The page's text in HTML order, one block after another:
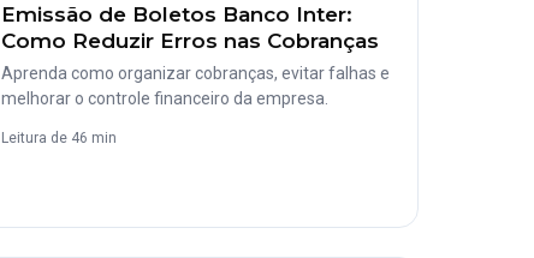
Emissão de Boletos Banco Inter:
Como Reduzir Erros nas Cobranças
Aprenda como organizar cobranças, evitar falhas e
melhorar o controle financeiro da empresa.
Leitura de 46 min